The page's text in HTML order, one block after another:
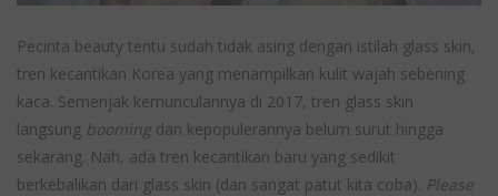
Pecinta beauty tentu sudah tidak asing dengan istilah glass skin,
tren kecantikan Korea yang menampilkan kulit wajah sebening
kaca. Semenjak kemunculannya di 2017, tren glass skin
langsung booming dan kepopulerannya belum surut hingga
sekarang. Nah, ada tren kecantikan baru yang sedikit
berkebalikan dari glass skin (dan sangat patut kita coba). Please